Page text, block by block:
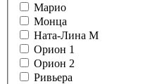
Марио
Монца
Ната-Лина М
Орион 1
Орион 2
Ривьера